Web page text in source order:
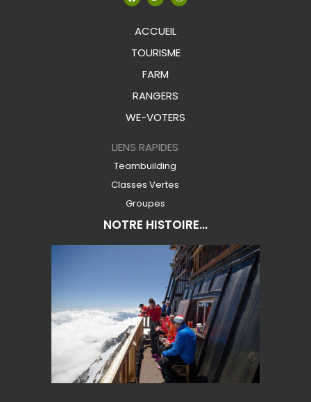
ACCUEIL
TOURISME
FARM
RANGERS
WE-VOTERS
LIENS RAPIDES
Teambuilding
Classes Vertes
Groupes
NOTRE HISTOIRE...